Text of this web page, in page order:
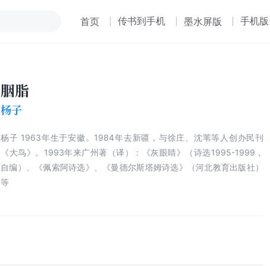
首页 传书到手机 墨水屏版 手机版
胭脂
杨子
杨子 1963年生于安徽。1984年去新疆，与徐庄、沈苇等人创办民刊
《大鸟》。1993年来广州著（译）：《灰眼睛》（诗选1995-1999，
自编）、《佩索阿诗选》、《曼德尔斯塔姆诗选》（河北教育出版社）
等